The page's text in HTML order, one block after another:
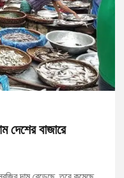
দেশের বাজারে